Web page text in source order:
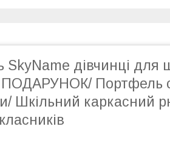
SkyName дівчинці для
ПОДАРУНОК/ Портфель
Шкільний каркасний